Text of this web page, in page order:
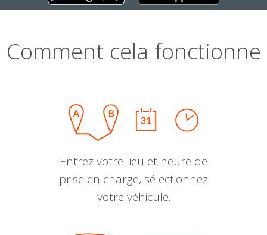
Comment cela fonctionne
Entrez votre lieu et heure de
prise en charge, sélectionnez
votre véhicule.